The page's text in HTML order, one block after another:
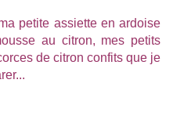
petite assiette en ardoise
au citron, mes petits
de citron confits que je